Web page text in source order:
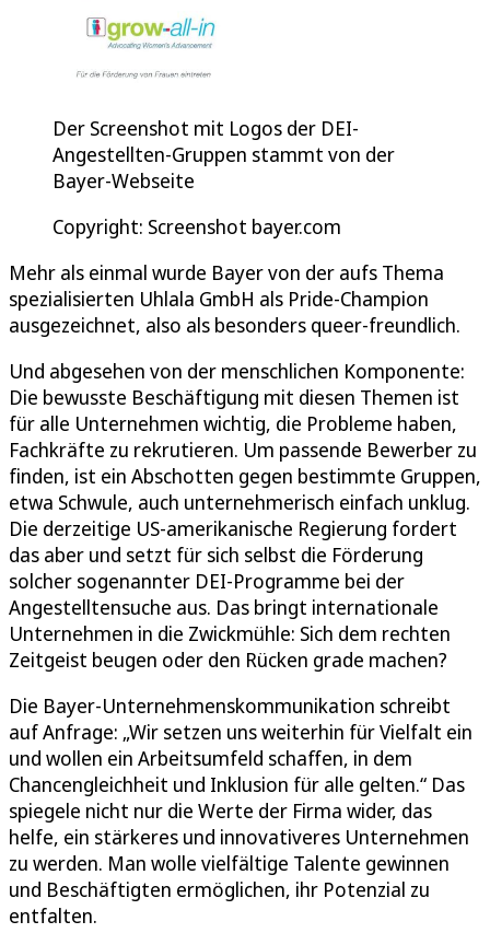
Der Screenshot mit Logos der DEI-
Angestellten-Gruppen stammt von der
Bayer-Webseite
Copyright: Screenshot bayer.com
Mehr als einmal wurde Bayer von der aufs Thema
spezialisierten Uhlala GmbH als Pride-Champion
ausgezeichnet, also als besonders queer-freundlich.
Und abgesehen von der menschlichen Komponente:
Die bewusste Beschäftigung mit diesen Themen ist
für alle Unternehmen wichtig, die Probleme haben,
Fachkräfte zu rekrutieren. Um passende Bewerber zu
finden, ist ein Abschotten gegen bestimmte Gruppen,
etwa Schwule, auch unternehmerisch einfach unklug.
Die derzeitige US-amerikanische Regierung fordert
das aber und setzt für sich selbst die Förderung
solcher sogenannter DEI-Programme bei der
Angestelltensuche aus. Das bringt internationale
Unternehmen in die Zwickmühle: Sich dem rechten
Zeitgeist beugen oder den Rücken grade machen?
Die Bayer-Unternehmenskommunikation schreibt
auf Anfrage: „Wir setzen uns weiterhin für Vielfalt ein
und wollen ein Arbeitsumfeld schaffen, in dem
Chancengleichheit und Inklusion für alle gelten.“ Das
spiegele nicht nur die Werte der Firma wider, das
helfe, ein stärkeres und innovativeres Unternehmen
zu werden. Man wolle vielfältige Talente gewinnen
und Beschäftigten ermöglichen, ihr Potenzial zu
entfalten.